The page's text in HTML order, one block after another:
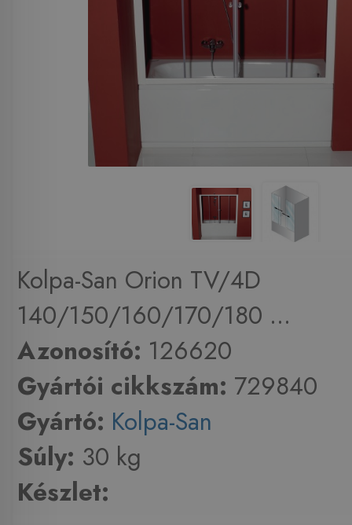
Kolpa-San Orion TV/4D
140/150/160/170/180 ...
Azonosító: 126620
Gyártói cikkszám: 729840
Gyártó: Kolpa-San
Súly: 30 kg
Készlet: